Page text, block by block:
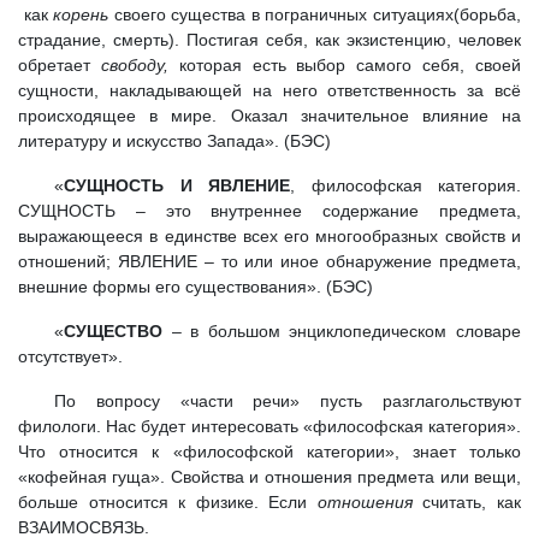
каккорень своего существа в пограничных ситуациях(борьба,
страдание, смерть). Постигая себя, как экзистенцию, человек
обретает свободу, которая есть выбор самого себя, своей
сущности, накладывающей на него ответственность за всё
происходящее в мире. Оказал значительное влияние на
литературу и искусство Запада». (БЭС)
«СУЩНОСТЬ И ЯВЛЕНИЕ , философская категория.
СУЩНОСТЬ – это внутреннее содержание предмета,
выражающееся в единстве всех его многообразных свойств и
отношений; ЯВЛЕНИЕ – то или иное обнаружение предмета,
внешние формы его существования». (БЭС)
«СУЩЕСТВО – в большом энциклопедическом словаре
отсутствует».
По вопросу «части речи» пусть разглагольствуют
филологи. Нас будет интересовать «философская категория».
Что относится к «философской категории», знает только
«кофейная гуща». Свойства и отношения предмета или вещи,
больше относится к физике. Если отношениясчитать, как
ВЗАИМОСВЯЗЬ.